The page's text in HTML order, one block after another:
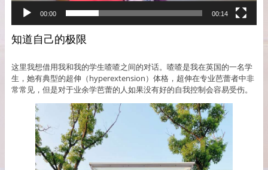
00:00 00:14
知道自己的极限
这里我想借用我和我的学生喳喳之间的对话。喳喳是我在英国的一名学
生，她有典型的超伸（hyperextension）体格，超伸在专业芭蕾者中非
常常见，但是对于业余学芭蕾的人如果没有好的自我控制会容易受伤。